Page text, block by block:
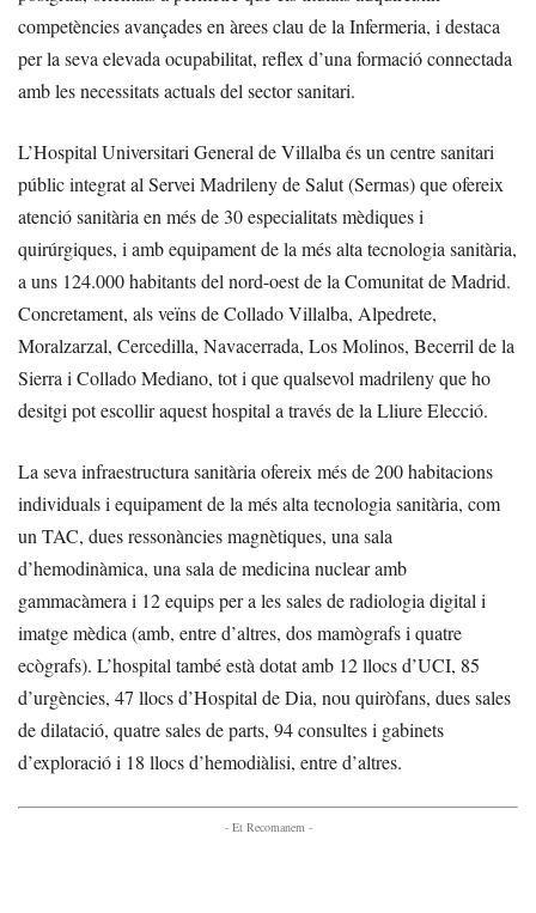
competències avançades en àrees clau de la Infermeria, i destaca
per la seva elevada ocupabilitat, reflex d’una formació connectada
amb les necessitats actuals del sector sanitari.
L’Hospital Universitari General de Villalba és un centre sanitari
públic integrat al Servei Madrileny de Salut (Sermas) que ofereix
atenció sanitària en més de 30 especialitats mèdiques i
quirúrgiques, i amb equipament de la més alta tecnologia sanitària,
a uns 124.000 habitants del nord-oest de la Comunitat de Madrid.
Concretament, als veïns de Collado Villalba, Alpedrete,
Moralzarzal, Cercedilla, Navacerrada, Los Molinos, Becerril de la
Sierra i Collado Mediano, tot i que qualsevol madrileny que ho
desitgi pot escollir aquest hospital a través de la Lliure Elecció.
La seva infraestructura sanitària ofereix més de 200 habitacions
individuals i equipament de la més alta tecnologia sanitària, com
un TAC, dues ressonàncies magnètiques, una sala
d’hemodinàmica, una sala de medicina nuclear amb
gammacàmera i 12 equips per a les sales de radiologia digital i
imatge mèdica (amb, entre d’altres, dos mamògrafs i quatre
ecògrafs). L’hospital també està dotat amb 12 llocs d’UCI, 85
d’urgències, 47 llocs d’Hospital de Dia, nou quiròfans, dues sales
de dilatació, quatre sales de parts, 94 consultes i gabinets
d’exploració i 18 llocs d’hemodiàlisi, entre d’altres.
- Et Recomanem -